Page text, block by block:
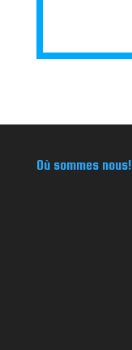
Où sommes nous!